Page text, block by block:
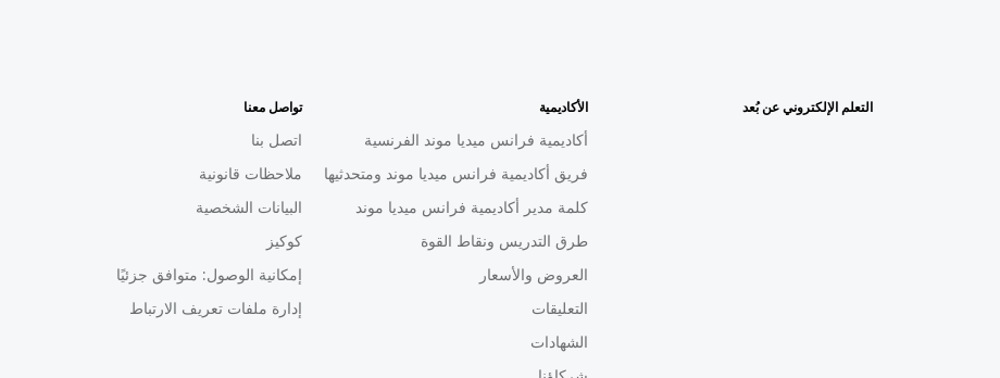
التعلم الإلكتروني عن بُعد الأكاديمية
أكاديمية فرانس ميديا موند الفرنسية
فريق أكاديمية فرانس ميديا موند ومتحدثيها
كلمة مدير أكاديمية فرانس ميديا موند
طرق التدريس ونقاط القوة
العروض والأسعار
التعليقات
الشهادات
تواصل معنا
اتصل بنا
ملاحظات قانونية
البيانات الشخصية
كوكيز
إمكانية الوصول: متوافق جزئيًا
إدارة ملفات تعريف الارتباط